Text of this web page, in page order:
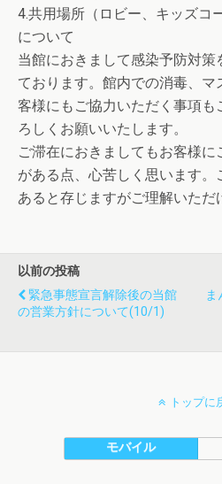
‌4.共用場所（ロビー、キッズコ
について
当館におきまして感染予防対策
ております。館内での消毒、
客様にもご協力いただく事項も
ろしくお願いいたします。
ご滞在におきましてもお客様に
がある点、心苦しく思います。
あると存じますがご理解いただ
以前の投稿
緊急事態宣言解除後の当館
の営業方針について(10/1)
ま
トップに
モバイル